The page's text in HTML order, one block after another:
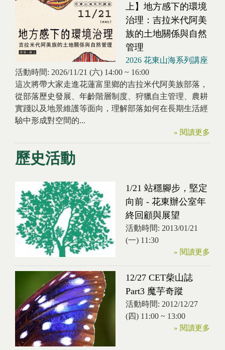
上】地方感下的環境
治理：吉拉米代阿美
族的土地關係與自然
管理
2026 花東山海系列講座
活動時間: 2026/11/21 (六) 14:00 ~ 16:00
這次將帶大家走進花蓮富里鄉的吉拉米代阿美族部落，
從部落歷史發展、年齡階層制度、狩獵自主管理、農耕
實踐以及地景維護等面向，理解部落如何在長期生活經
驗中形成對空間的...
» 閱讀更多
歷史活動
1/21 站穩腳步，堅定
向前 - 花東辦公室年
終回顧與展望
活動時間: 2013/01/21
(一) 11:30
» 閱讀更多
12/27 CET柴山誌
Part3 魔芋奇蹤
活動時間: 2012/12/27
(四) 11:00 ~ 13:00
» 閱讀更多